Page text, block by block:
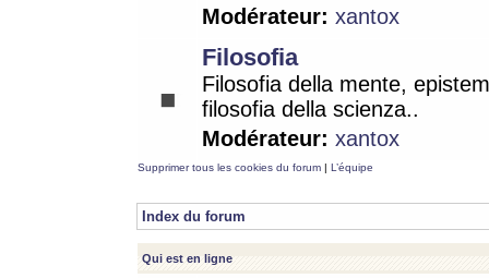
Modérateur: xantox
Filosofia
Filosofia della mente,
filosofia della scienza..
Modérateur: xantox
Supprimer tous les cookies du forum | L’équipe
Index du forum
Qui est en ligne